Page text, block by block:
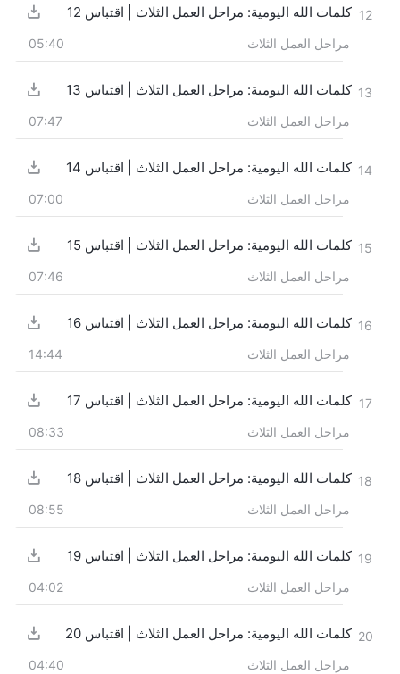
12 كلمات الله اليومية: مراحل العمل الثلاث | اقتباس 12
مراحل العمل الثلاث 05:40
13 كلمات الله اليومية: مراحل العمل الثلاث | اقتباس 13
مراحل العمل الثلاث 07:47
14 كلمات الله اليومية: مراحل العمل الثلاث | اقتباس 14
مراحل العمل الثلاث 07:00
15 كلمات الله اليومية: مراحل العمل الثلاث | اقتباس 15
مراحل العمل الثلاث 07:46
16 كلمات الله اليومية: مراحل العمل الثلاث | اقتباس 16
مراحل العمل الثلاث 14:44
17 كلمات الله اليومية: مراحل العمل الثلاث | اقتباس 17
مراحل العمل الثلاث 08:33
18 كلمات الله اليومية: مراحل العمل الثلاث | اقتباس 18
مراحل العمل الثلاث 08:55
19 كلمات الله اليومية: مراحل العمل الثلاث | اقتباس 19
مراحل العمل الثلاث 04:02
20 كلمات الله اليومية: مراحل العمل الثلاث | اقتباس 20
مراحل العمل الثلاث 04:40